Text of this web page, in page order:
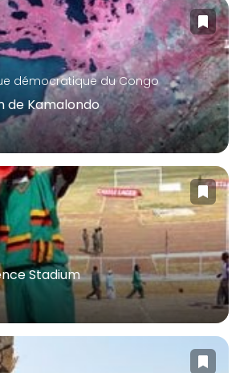
démocratique du Congo
de Kamalondo
Stadium